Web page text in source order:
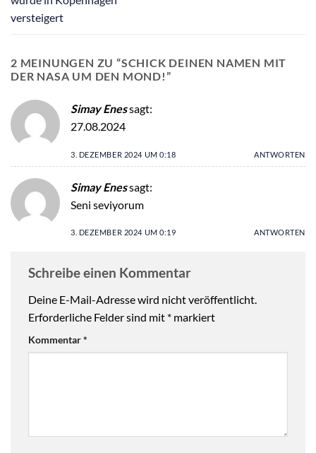
versteigert
2 MEINUNGEN ZU “SCHICK DEINEN NAMEN MIT
DER NASA UM DEN MOND!”
Simay Enessagt:
27.08.2024
3. DEZEMBER 2024 UM 0:18 ANTWORTEN
Simay Enessagt:
Seni seviyorum
3. DEZEMBER 2024 UM 0:19 ANTWORTEN
Schreibe einen Kommentar
Deine E-Mail-Adresse wird nicht veröffentlicht.
Erforderliche Felder sind mit * markiert
Kommentar*